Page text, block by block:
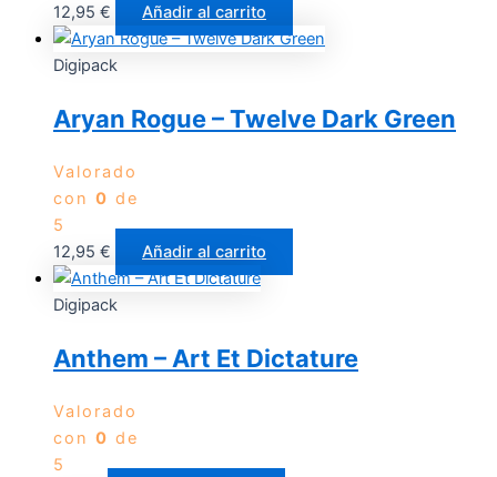
12,95 € Añadir al carrito
Digipack
Aryan Rogue – Twelve Dark Green
Valorado
con 0 de
5
12,95 € Añadir al carrito
Digipack
Anthem – Art Et Dictature
Valorado
con 0 de
5